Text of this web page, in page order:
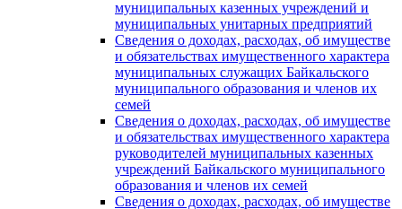
муниципальных казенных учреждений и
муниципальных унитарных предприятий
Сведения о доходах, расходах, об имуществе
и обязательствах имущественного характера
муниципальных служащих Байкальского
муниципального образования и членов их
семей
Сведения о доходах, расходах, об имуществе
и обязательствах имущественного характера
руководителей муниципальных казенных
учреждений Байкальского муниципального
образования и членов их семей
Сведения о доходах, расходах, об имуществе